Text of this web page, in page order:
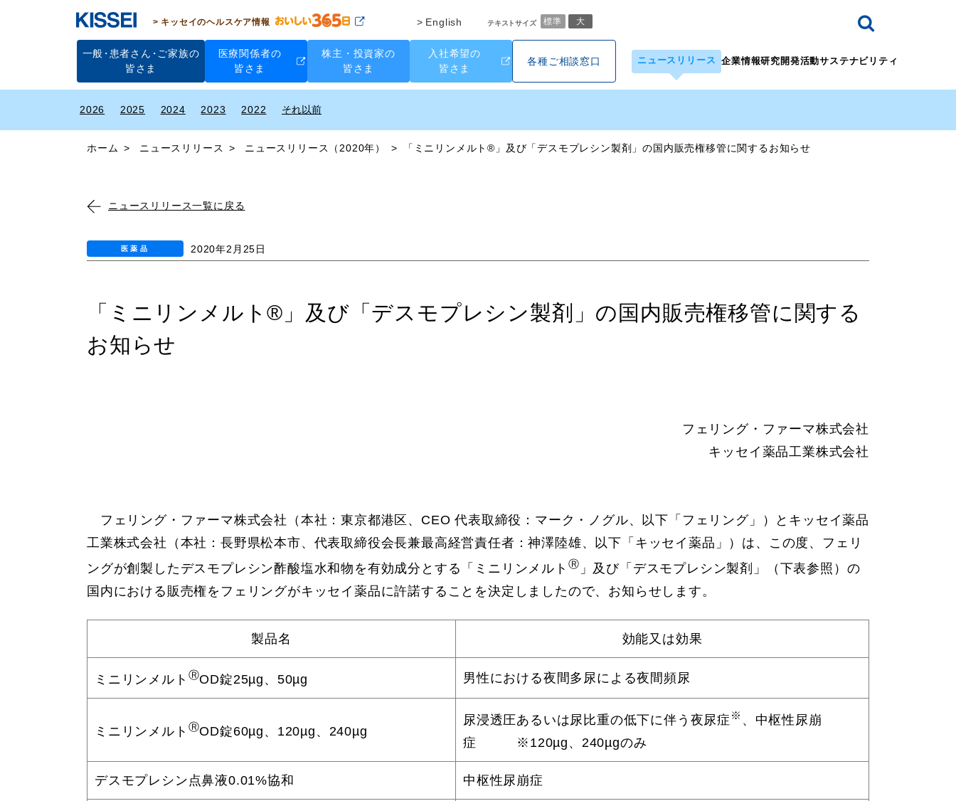
キッセイのヘルスケア情報 English テキストサイズ 標準 大
一般・患者さん・ご家族の
皆さま
医療関係者の
皆さま
株主・投資家の
皆さま
入社希望の
皆さま
各種ご相談窓口 ニュースリリース 企業情報研究開発活動サステナビリティ
2026 2025 2024 2023 2022
ホーム ニュースリリース ニュースリリース（2020年） 「ミニリンメルト®」及び「デスモプレシン製剤」の国内販売権移管に関するお知らせ
ニュースリリース一覧に戻る
医薬品 2020年2月25日
「ミニリンメルト®」及び「デスモプレシン製剤」の国内販売権移管に関する
お知らせ
フェリング・ファーマ株式会社
キッセイ薬品工業株式会社
フェリング・ファーマ株式会社（本社：東京都港区、CEO 代表取締役：マーク・ノグル、以下「フェリング」）とキッセイ薬品
工業株式会社（本社：長野県松本市、代表取締役会長兼最高経営責任者：神澤陸雄、以下「キッセイ薬品」）は、この度、フェリ
ングが創製したデスモプレシン酢酸塩水和物を有効成分とする「ミニリンメルト Ⓡ 」及び「デスモプレシン製剤」（下表参照）の
国内における販売権をフェリングがキッセイ薬品に許諾することを決定しましたので、お知らせします。
製品名 効能又は効果
ミニリンメルト ⓇOD錠25µg、50µg 男性における夜間多尿による夜間頻尿
ミニリンメルト ⓇOD錠60µg、120µg、240µg
尿浸透圧あるいは尿比重の低下に伴う夜尿症 ※ 、中枢性尿崩
症 ※120µg、240µgのみ
デスモプレシン点鼻液0.01%協和 中枢性尿崩症